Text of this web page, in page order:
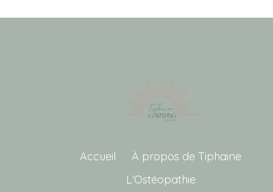
Accueil
À propos de Tiphaine
L’Ostéopathie